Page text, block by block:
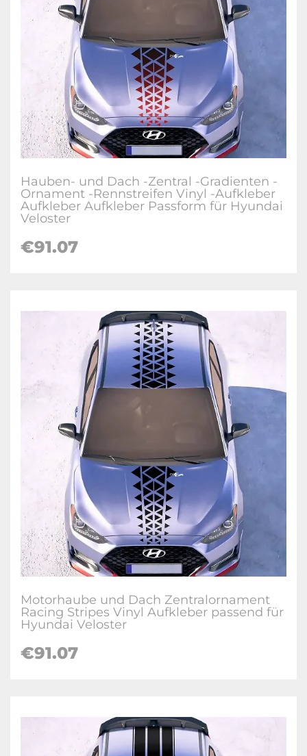
Hauben- und Dach -Zentral -Gradienten -
Ornament -Rennstreifen Vinyl -Aufkleber
Aufkleber Aufkleber Passform für Hyundai
Veloster
€91.07
Motorhaube und Dach Zentralornament
Racing Stripes Vinyl Aufkleber passend für
Hyundai Veloster
€91.07